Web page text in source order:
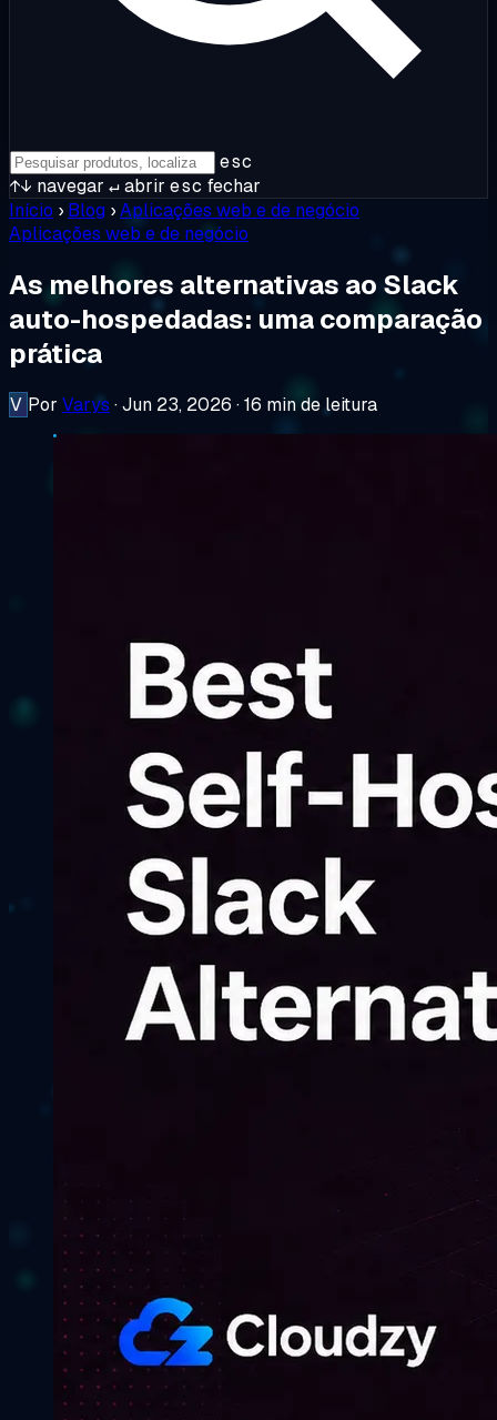
esc
↑↓ navegar ↵abrir esc fechar
Início › Blog ›Aplicações web e de negócio
Aplicações web e de negócio
As melhores alternativas ao Slack
auto-hospedadas: uma comparação
prática
V Por Varys ·Jun 23, 2026 ·16 min de leitura